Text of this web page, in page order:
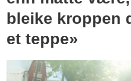
bleike kroppen
et teppe»